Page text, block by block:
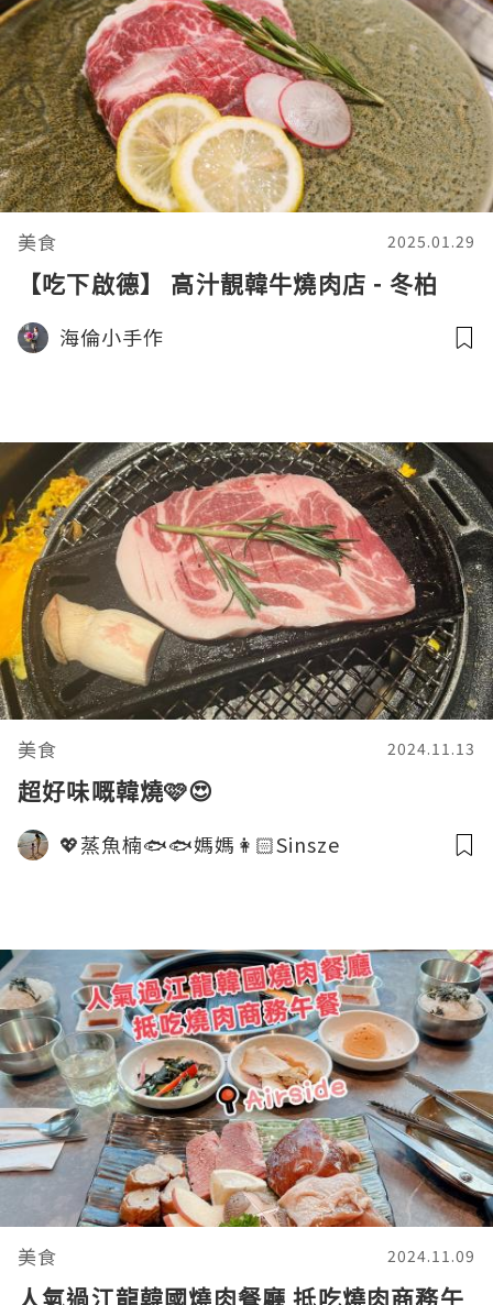
美食 2025.01.29
【吃下啟德】 高汁靚韓牛燒肉店 - 冬柏
海倫小手作
美食 2024.11.13
超好味嘅韓燒🩷😍
💖蒸魚楠🐟🐟媽媽👩🏻Sinsze
美食 2024.11.09
人氣過江龍韓國燒肉餐廳 抵吃燒肉商務午